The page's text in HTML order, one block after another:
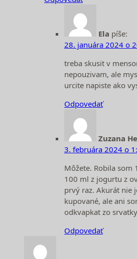
Ela píše:
28. januára 2024 o
treba skusit v
nepouzivam, ale
urcite napiste ako
Odpovedať
Zuzana
3. februára 2024 o
Môžete. Robila som
100 ml z jogurtu z
prvý raz. Akurát nie
kupované, ale ani
odkvapkat zo
Odpovedať